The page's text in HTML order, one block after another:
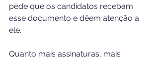
pede que os candidatos recebam
esse documento e dêem atenção a
ele.
Quanto mais assinaturas, mais